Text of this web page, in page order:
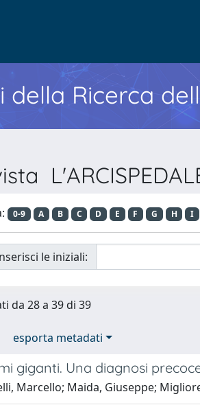
Ricerca
0-9 A B C D E F G H I
le iniziali:
da 28 a 39 di 39
esporta metadati
giganti. Una diagnosi
Marcello; Maida, Giuseppe;